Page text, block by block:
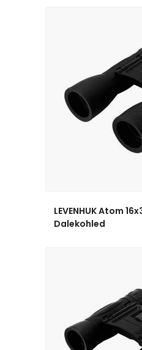
LEVENHUK Atom
Dalekohled